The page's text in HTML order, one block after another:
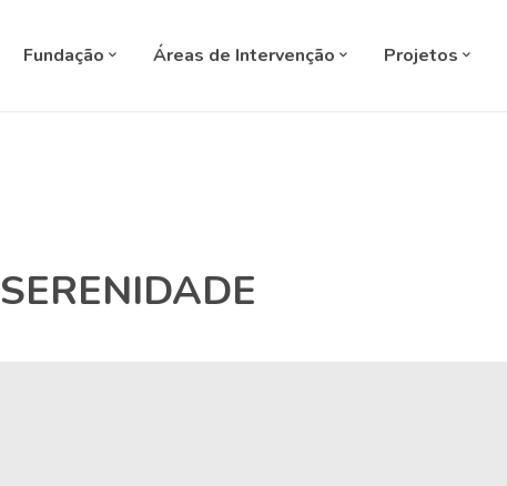
Fundação Áreas de Intervenção Projetos
SERENIDADE